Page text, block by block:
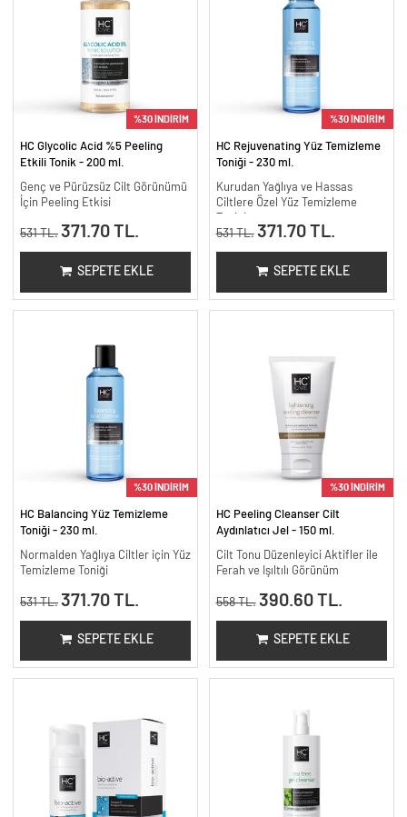
%30 İNDİRİM
HC Glycolic Acid %5 Peeling
Etkili Tonik - 200 ml.
Genç ve Pürüzsüz Cilt Görünümü
İçin Peeling Etkisi
531 TL. 371.70 TL.
SEPETE EKLE
%30 İNDİRİM
HC Rejuvenating Yüz Temizleme
Toniği - 230 ml.
Kurudan Yağlıya ve Hassas
Ciltlere Özel Yüz Temizleme
531 TL. 371.70 TL.
SEPETE EKLE
%30 İNDİRİM
HC Balancing Yüz Temizleme
Toniği - 230 ml.
Normalden Yağlıya Ciltler için Yüz
Temizleme Toniği
531 TL. 371.70 TL.
SEPETE EKLE
%30 İNDİRİM
HC Peeling Cleanser Cilt
Aydınlatıcı Jel - 150 ml.
Cilt Tonu Düzenleyici Aktifler ile
Ferah ve Işıltılı Görünüm
558 TL. 390.60 TL.
SEPETE EKLE